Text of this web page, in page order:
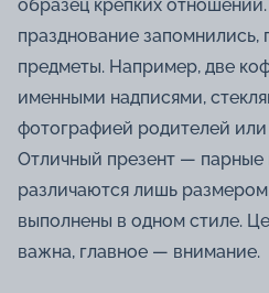
образец крепких
празднование запомнились,
предметы. Например, две
именными надписями,
фотографией родителей
Отличный презент — парные
различаются лишь
выполнены в одном стиле.
важна, главное — внимание.